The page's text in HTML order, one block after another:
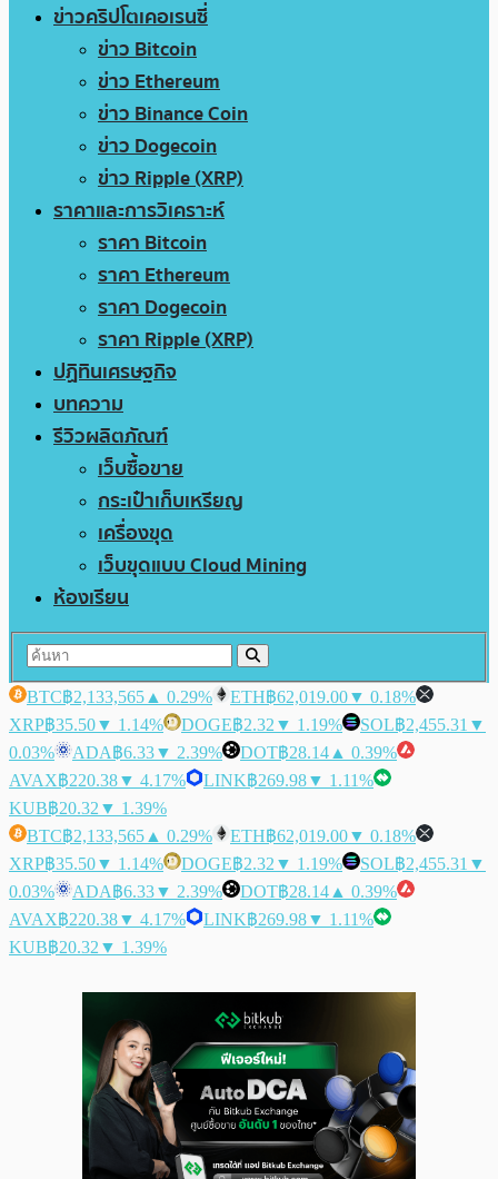
ข่าวคริปโตเคอเรนซี่
ข่าว Bitcoin
ข่าว Ethereum
ข่าว Binance Coin
ข่าว Dogecoin
ข่าว Ripple (XRP)
ราคาและการวิเคราะห์
ราคา Bitcoin
ราคา Ethereum
ราคา Dogecoin
ราคา Ripple (XRP)
ปฏิทินเศรษฐกิจ
บทความ
รีวิวผลิตภัณฑ์
เว็บซื้อขาย
กระเป๋าเก็บเหรียญ
เครื่องขุด
เว็บขุดแบบ Cloud Mining
ห้องเรียน
BTC฿2,133,565 ▲ 0.29% ETH฿62,019.00▼ 0.18%
XRP฿35.50▼ 1.14% DOGE฿2.32 ▼ 1.19% SOL฿2,455.31 ▼
0.03%
ADA฿6.33▼ 2.39% DOT฿28.14 ▲ 0.39%
AVAX฿220.38▼ 4.17% LINK฿269.98▼ 1.11%
KUB฿20.32 ▼ 1.39%
BTC฿2,133,565 ▲ 0.29% ETH฿62,019.00▼ 0.18%
XRP฿35.50▼ 1.14% DOGE฿2.32 ▼ 1.19% SOL฿2,455.31 ▼
0.03%
ADA฿6.33▼ 2.39% DOT฿28.14 ▲ 0.39%
AVAX฿220.38▼ 4.17% LINK฿269.98▼ 1.11%
KUB฿20.32 ▼ 1.39%